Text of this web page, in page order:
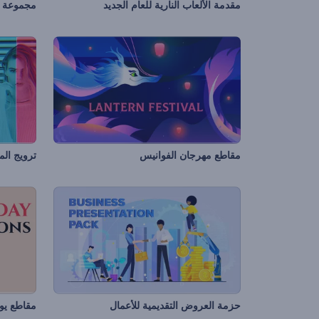
مقدمة الألعاب النارية للعام الجديد مجموعة
مقاطع مهرجان الفوانيس ترويج
حزمة العروض التقديمية للأعمال مقاطع